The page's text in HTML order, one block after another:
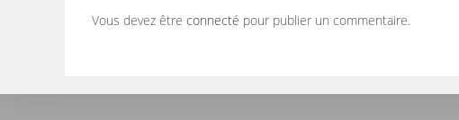
Vous devez être connecté pour publier un commentaire.